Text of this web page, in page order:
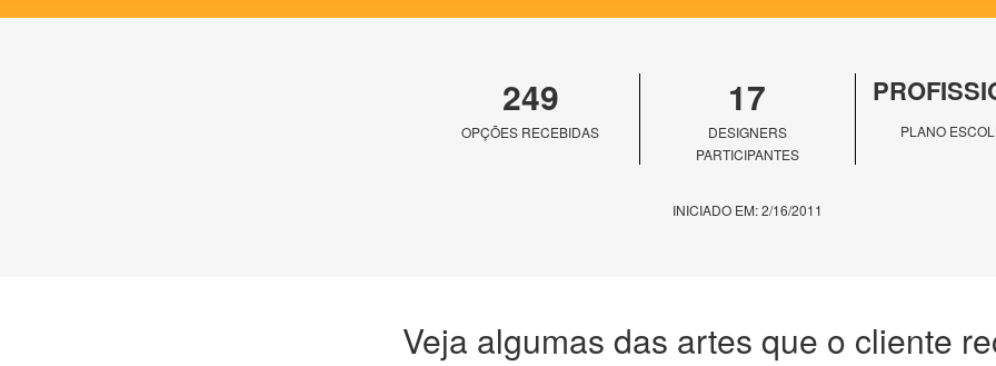
249
OPÇÕES RECEBIDAS
17
DESIGNERS
PARTICIPANTES
PLANO
INICIADO EM: 2/16/2011
Veja algumas das artes que o cliente